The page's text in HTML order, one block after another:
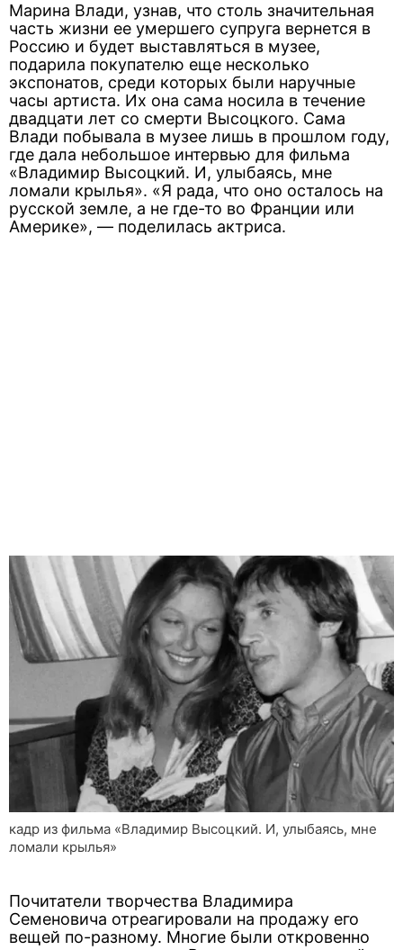
Марина Влади, узнав, что столь значительная
часть жизни ее умершего супруга вернется в
Россию и будет выставляться в музее,
подарила покупателю еще несколько
экспонатов, среди которых были наручные
часы артиста. Их она сама носила в течение
двадцати лет со смерти Высоцкого. Сама
Влади побывала в музее лишь в прошлом году,
где дала небольшое интервью для фильма
«Владимир Высоцкий. И, улыбаясь, мне
ломали крылья». «Я рада, что оно осталось на
русской земле, а не где-то во Франции или
Америке», — поделилась актриса.
кадр из фильма «Владимир Высоцкий. И, улыбаясь, мне
ломали крылья»
Почитатели творчества Владимира
Семеновича отреагировали на продажу его
вещей по-разному. Многие были откровенно